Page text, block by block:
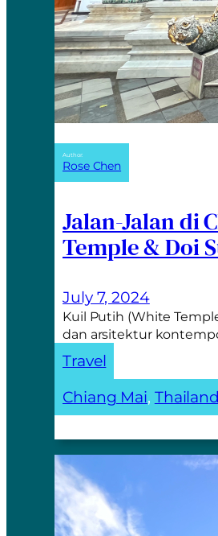
Author:
Rose Chen
Jalan-Jalan di
Temple & Doi
July 7, 2024
Kuil Putih (White
dan arsitektur
Travel
Chiang Mai, Thailand